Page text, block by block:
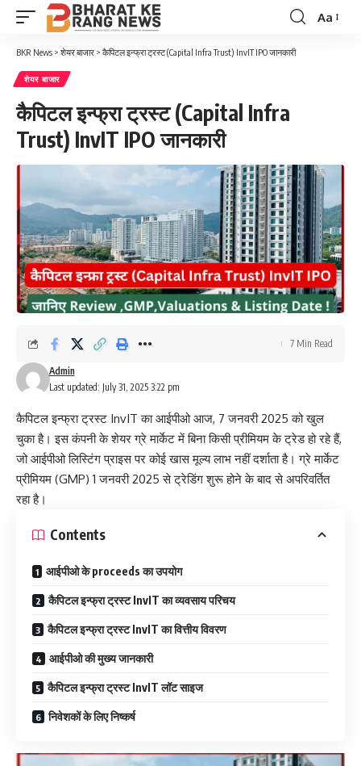
Font
Aa
BKR News > शेयर बाजार > कैपिटल इन्फ्रा ट्रस्ट (Capital Infra Trust) InvIT IPO जानकारी
शेयर बाजार
कैपिटल इन्फ्रा ट्रस्ट (Capital Infra
Trust) InvIT IPO जानकारी
Last updated: July 31, 2025 3:22 pm
Admin
7 Min Read
कैपिटल इन्फ्रा ट्रस्ट InvIT का आईपीओ आज, 7 जनवरी 2025 को खुल
चुका है। इस कंपनी के शेयर ग्रे मार्केट में बिना किसी प्रीमियम के ट्रेड हो रहे हैं,
जो आईपीओ लिस्टिंग प्राइस पर कोई खास मूल्य लाभ नहीं दर्शाता है। ग्रे मार्केट
प्रीमियम (GMP) 1 जनवरी 2025 से ट्रेडिंग शुरू होने के बाद से अपरिवर्तित
रहा है।
Contents
आईपीओ के proceeds का उपयोग
कैपिटल इन्फ्रा ट्रस्ट InvIT का व्यवसाय परिचय
कैपिटल इन्फ्रा ट्रस्ट InvIT का वित्तीय विवरण
आईपीओ की मुख्य जानकारी
कैपिटल इन्फ्रा ट्रस्ट InvIT लॉट साइज
निवेशकों के लिए निष्कर्ष